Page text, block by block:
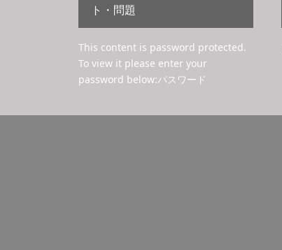
ト・問題
This content is password protected.
To view it please enter your
password below:パスワード